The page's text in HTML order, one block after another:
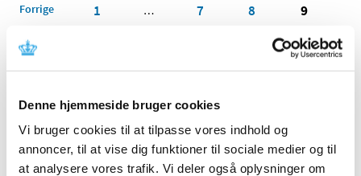
Denne hjemmeside bruger cookies
Vi bruger cookies til at tilpasse vores indhold og
annoncer, til at vise dig funktioner til sociale medier og til
at analysere vores trafik. Vi deler også oplysninger om
Forrige 1 … 7 8 9
2025 (158)
2024 (224)